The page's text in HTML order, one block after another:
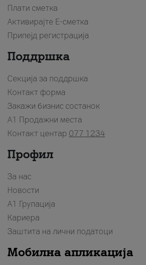
Плати сметка
Активирајте Е-сметка
Припејд регистрација
Поддршка
Секција за поддршка
Контакт форма
Закажи бизнис состанок
A1 Продажни места
Контакт центар 077 1234
Профил
За нас
Новости
А1 Групација
Кариера
Заштита на лични податоци
Мобилна апликација